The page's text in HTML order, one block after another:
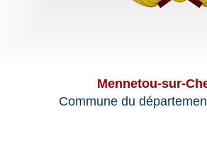
Mennetou-sur-
Commune du